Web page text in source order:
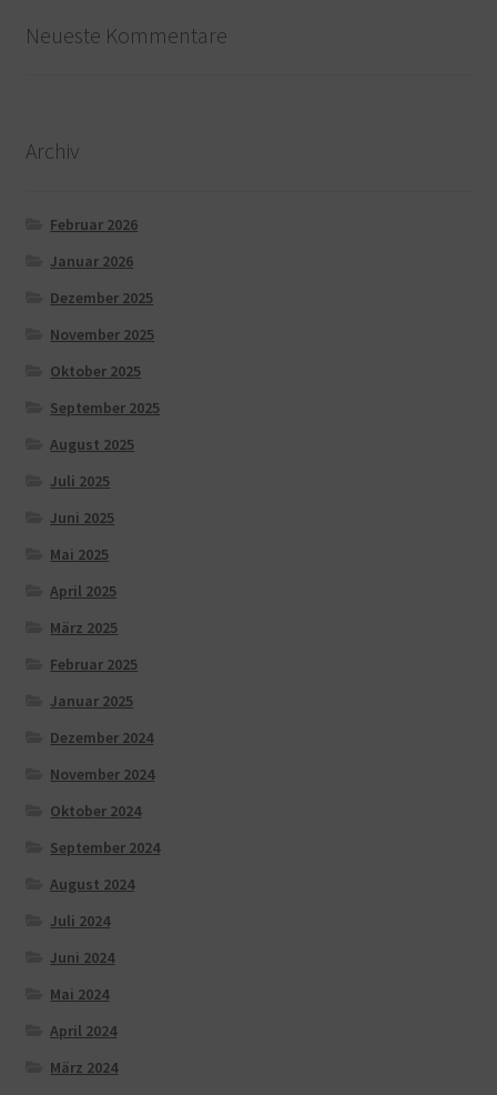
Neueste Kommentare
Archiv
Februar 2026
Januar 2026
Dezember 2025
November 2025
Oktober 2025
September 2025
August 2025
Juli 2025
Juni 2025
Mai 2025
April 2025
März 2025
Februar 2025
Januar 2025
Dezember 2024
November 2024
Oktober 2024
September 2024
August 2024
Juli 2024
Juni 2024
Mai 2024
April 2024
März 2024